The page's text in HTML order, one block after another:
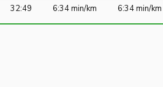
32:49 6:34 min/km 6:34 min/km